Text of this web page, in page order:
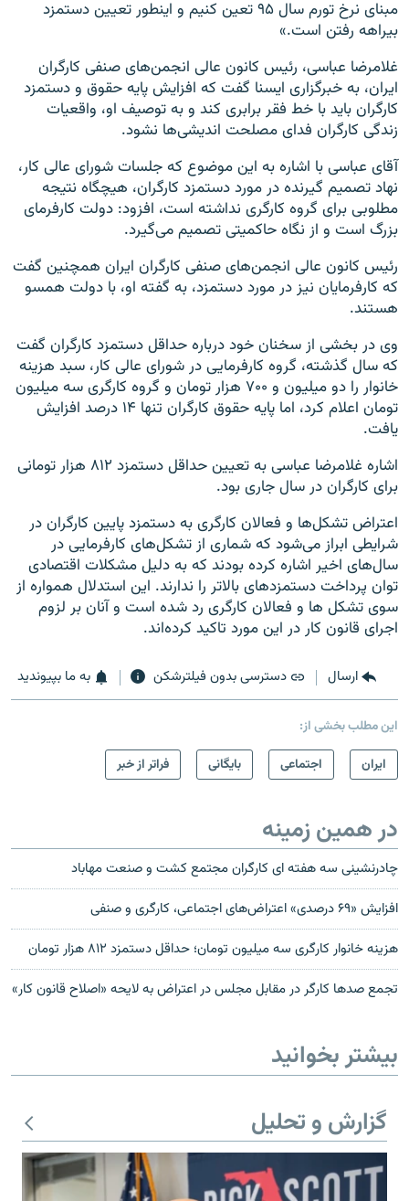
مبنای نرخ تورم سال ۹۵ تعین کنیم و اینطور تعیین دستمزد
بیراهه رفتن است.»
غلامرضا عباسی، رئیس کانون عالی انجمن‌های صنفی کارگران
ایران، به خبرگزاری ایسنا گفت که افزایش پایه حقوق و دستمزد
کارگران باید با خط فقر برابری کند و به توصیف او، واقعیات
زندگی کارگران فدای مصلحت اندیشی‌ها نشود.
آقای عباسی با اشاره به این موضوع که جلسات شورای عالی کار،
نهاد تصمیم گیرنده در مورد دستمزد کارگران، هیچگاه نتیجه
مطلوبی برای گروه کارگری نداشته است، افزود: دولت کارفرمای
بزرگ است و از نگاه حاکمیتی تصمیم می‌گیرد.
رئیس کانون عالی انجمن‌های صنفی کارگران ایران همچنین گفت
که کارفرمایان نیز در مورد دستمزد، به گفته او، با دولت همسو
هستند.
وی در بخشی از سخنان خود درباره حداقل دستمزد کارگران گفت
که سال گذشته، گروه کارفرمایی در شورای عالی کار، سبد هزینه
خانوار را دو میلیون و ۷۰۰ هزار تومان و گروه کارگری سه میلیون
تومان اعلام کرد، اما پایه حقوق کارگران تنها ۱۴ درصد افزایش
یافت.
اشاره غلامرضا عباسی به تعیین حداقل دستمزد ۸۱۲ هزار تومانی
برای کارگران در سال جاری بود.
اعتراض تشکل‌ها و فعالان کارگری به دستمزد پایین کارگران در
شرایطی ابراز می‌شود که شماری از تشکل‌های کارفرمایی در
سال‌های اخیر اشاره کرده بودند که به دلیل مشکلات اقتصادی
توان پرداخت دستمزدهای بالاتر را ندارند. این استدلال همواره از
سوی تشکل ها و فعالان کارگری رد شده است و آنان بر لزوم
اجرای قانون کار در این مورد تاکید کرده‌اند.
ارسال دسترسی بدون فیلترشکن به ما بپیوندید
این مطلب بخشی از:
ايران
اجتماعی بایگانی فراتر از خبر
در همین زمینه
چادرنشینی سه هفته ای کارگران مجتمع کشت و صنعت مهاباد
افزایش «۶۹ درصدی» اعتراض‌های اجتماعی، کارگری و صنفی
هزینه خانوار کارگری سه میلیون تومان؛ حداقل دستمزد ۸۱۲ هزار تومان
تجمع صدها کارگر در مقابل مجلس در اعتراض به لایحه «اصلاح قانون کار»
بیشتر بخوانید
گزارش و تحلیل